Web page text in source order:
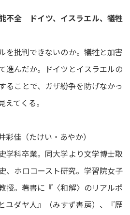
不全 ドイツ、イスラエル、犠牲
を批判できないのか。犠牲と加害
進んだか。ドイツとイスラエルの
ることで、ガザ紛争を防げなかっ
てくる。
佳（たけい・あやか）
学科卒業。同大学より文学博士取
、ホロコースト研究。学習院女子
授。著書に『〈和解〉のリアルポ
ダヤ人』（みすず書房）、『歴